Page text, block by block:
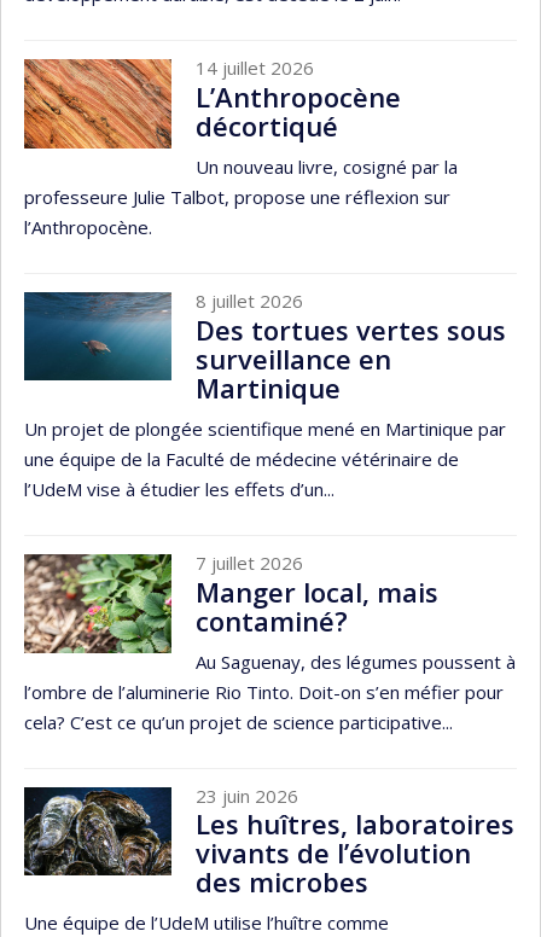
14 juillet 2026
L’Anthropocène
décortiqué
Un nouveau livre, cosigné par la
professeure Julie Talbot, propose une réflexion sur
l’Anthropocène.
8 juillet 2026
Des tortues vertes sous
surveillance en
Martinique
Un projet de plongée scientifique mené en Martinique par
une équipe de la Faculté de médecine vétérinaire de
l’UdeM vise à étudier les effets d’un...
7 juillet 2026
Manger local, mais
contaminé?
Au Saguenay, des légumes poussent à
l’ombre de l’aluminerie Rio Tinto. Doit-on s’en méfier pour
cela? C’est ce qu’un projet de science participative...
23 juin 2026
Les huîtres, laboratoires
vivants de l’évolution
des microbes
Une équipe de l’UdeM utilise l’huître comme